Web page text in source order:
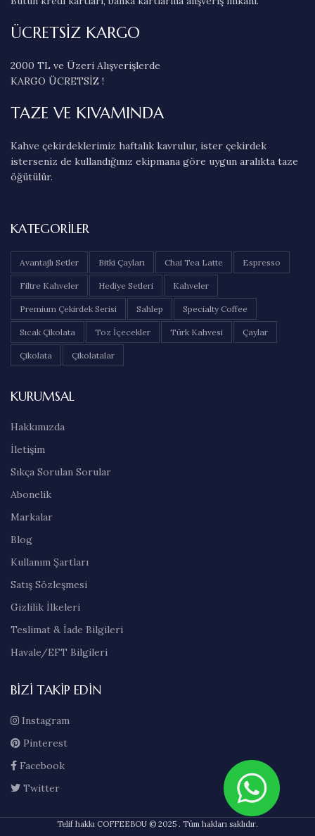
ÜCRETSİZ KARGO
2000 TL ve Üzeri Alışverişlerde
KARGO ÜCRETSİZ !
TAZE VE KIVAMINDA
Kahve çekirdeklerimiz haftalık kavrulur, ister çekirdek
isterseniz de kullandığınız ekipmana göre uygun aralıkta taze
öğütülür.
KATEGORILER
Avantajlı Setler Bitki Çayları Chai Tea Latte Espresso
Filtre Kahveler Hediye Setleri Kahveler
Premium Çekirdek Serisi Sahlep Specialty Coffee
Sıcak Çikolata Toz İçecekler Türk Kahvesi Çaylar
Çikolata Çikolatalar
KURUMSAL
Hakkımızda
İletişim
Sıkça Sorulan Sorular
Abonelik
Markalar
Blog
Kullanım Şartları
Satış Sözleşmesi
Gizlilik İlkeleri
Teslimat & İade Bilgileri
Havale/EFT Bilgileri
BIZI TAKIP EDIN
Instagram
Pinterest
Facebook
Twitter
Telif hakkı COFFEEBOU © 2025 . Tüm hakları saklıdır.